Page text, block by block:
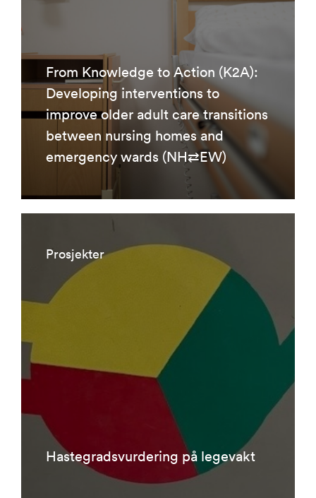
From Knowledge to Action (K2A):
Developing interventions to
improve older adult care transitions
between nursing homes and
emergency wards (NH⇄EW)
Prosjekter
Hastegradsvurdering på legevakt